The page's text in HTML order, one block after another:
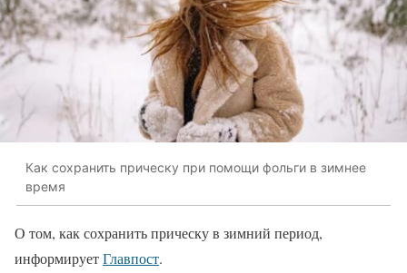
Как сохранить прическу при помощи фольги в зимнее
время
О том, как сохранить прическу в зимний период,
информируетГлавпост.